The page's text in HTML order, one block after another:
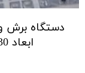
دستگاه برش
ابعاد 130 در 90 برند FARDSANAT